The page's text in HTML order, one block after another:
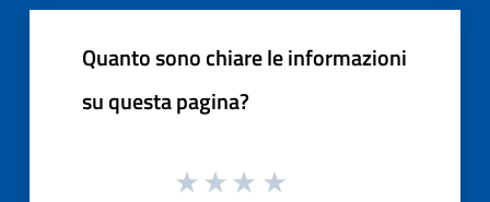
Quanto sono chiare le informazioni
su questa pagina?